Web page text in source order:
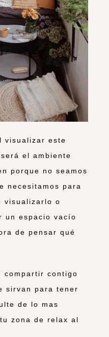
visualizar este
el ambiente
porque no seamos
necesitamos para
visualizarlo o
un espacio vacío
de pensar qué
compartir contigo
sirvan para tener
de lo mas
zona de relax al